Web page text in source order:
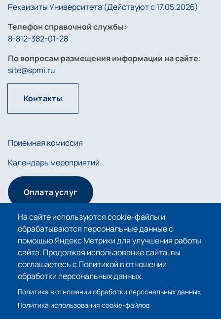
На сайте используются cookie-файлы и
обрабатываются персональные данные с
помощью Яндекс Метрики для улучшения работы
сайта. Продолжая использование сайта, вы
соглашаетесь с Политикой в отношении
обработки персональных данных.
Политика в отношении обработки персональных данных
Политика использования cookie-файлов
Реквизиты Университета (Действуют с 17.05.2026)
Телефон справочной службы:
8-812-382-01-28
По вопросам размещения информации на сайте:
site@spmi.ru
Контакты
Приемная комиссия
Календарь мероприятий
Оплата услуг
Сведения об образовательной организации
Политика в отношении обработки персональных
данных
Политика использования cookie-файлов